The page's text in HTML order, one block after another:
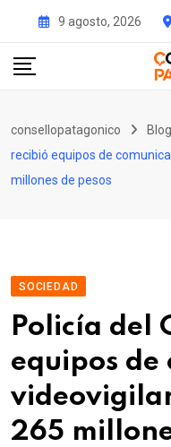
content
9 agosto, 2026
consellopatagonico Blog
recibió equipos de
millones de pesos
SOCIEDAD
Policía del
equipos de
265